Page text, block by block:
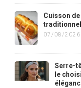
Cuisson
07/08/2026
Serre-
le